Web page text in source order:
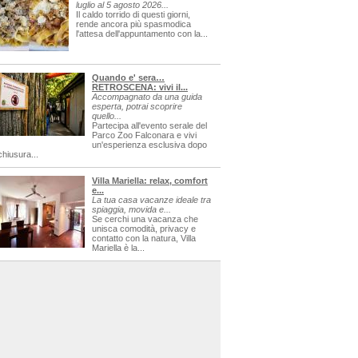
luglio al 5 agosto 2026...
Il caldo torrido di questi giorni,
rende ancora più spasmodica
l'attesa dell'appuntamento con la...
Quando e' sera…
RETROSCENA: vivi il...
Accompagnato da una guida
esperta, potrai scoprire
quello...
Partecipa all'evento serale del
Parco Zoo Falconara e vivi
un'esperienza esclusiva dopo
Villa Mariella: relax, comfort
e...
La tua casa vacanze ideale tra
spiaggia, movida e...
Se cerchi una vacanza che
unisca comodità, privacy e
contatto con la natura, Villa
Mariella è la...